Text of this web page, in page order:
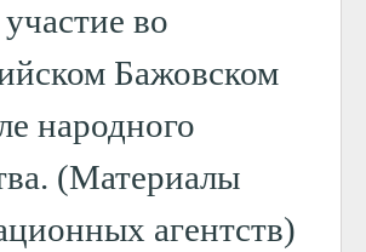
во
Бажовском
народного
(Материалы
агентств)